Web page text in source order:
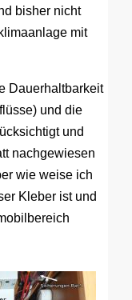
bisher nicht
mit
Dauerhaltbarkeit
und die
und
nachgewiesen
wie weise ich
Kleber ist und